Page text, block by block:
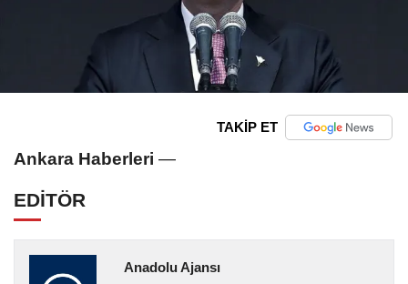
TAKİP ET
Ankara Haberleri —
EDİTÖR
Anadolu Ajansı